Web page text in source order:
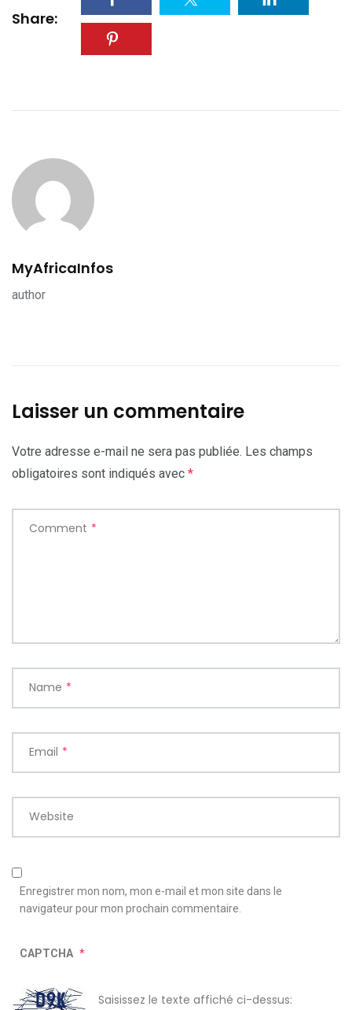
Share:
MyAfricaInfos
author
Laisser un commentaire
Votre adresse e-mail ne sera pas publiée. Les champs
obligatoires sont indiqués avec *
Comment *
Name *
Email *
Website
Enregistrer mon nom, mon e-mail et mon site dans le
navigateur pour mon prochain commentaire.
CAPTCHA *
Saisissez le texte affiché ci-dessus: